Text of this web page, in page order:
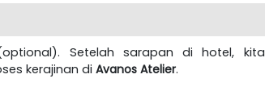
Setelah sarapan di hotel,
kerajinan di Avanos Atelier.